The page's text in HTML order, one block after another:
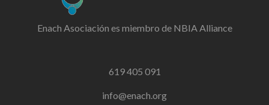
Enach Asociación es miembro de NBIA Alliance
619 405 091
info@enach.org